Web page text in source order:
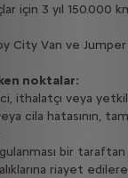
için 3 yıl 150.000
City Van ve
noktalar:
ithalatçı veya
cila hatasının,
bir
riayet